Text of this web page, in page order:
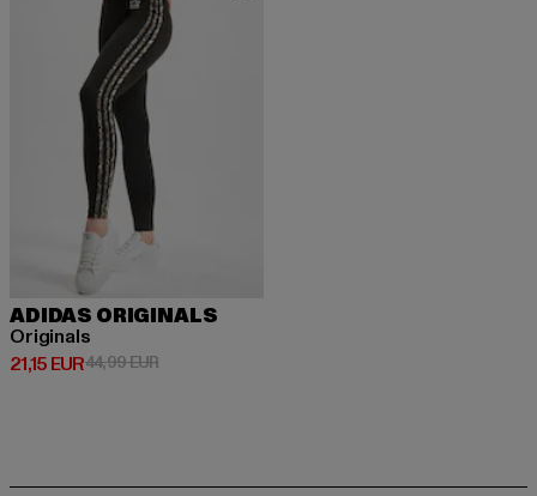
ADIDAS ORIGINALS
Originals
21,15 EUR
Derzeitiger Preis: 21,15 EUR
44,99 EURAktionspreis: 44,99 EUR